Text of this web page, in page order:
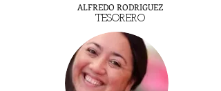
ALFREDO RODRIGUEZ
TESORERO